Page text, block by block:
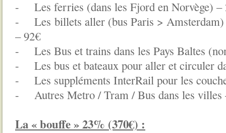
- Les ferries (dans les Fjord en Norvège) –
- Les billets aller (bus Paris >
– 92€
- Les Bus et trains dans les Pays Baltes
- Les bus et bateaux pour aller et circuler
- Les suppléments InterRail pour les
- Autres Metro / Tram / Bus dans les villes
La « bouffe » 23% (370€) :